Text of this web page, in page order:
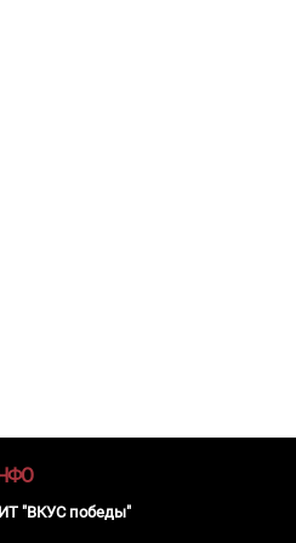
"ВКУС победы"